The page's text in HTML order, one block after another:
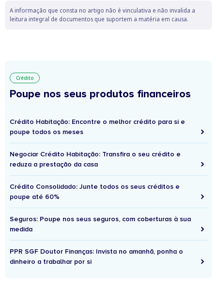
A informação que consta no artigo não é vinculativa e não invalida a
leitura integral de documentos que suportem a matéria em causa.
Crédito
Poupe nos seus produtos financeiros
Crédito Habitação: Encontre o melhor crédito para si e
poupe todos os meses
Negociar Crédito Habitação: Transfira o seu crédito e
reduza a prestação da casa
Crédito Consolidado: Junte todos os seus créditos e
poupe até 60%
Seguros: Poupe nos seus seguros, com coberturas à sua
medida
PPR SGF Doutor Finanças: Invista no amanhã, ponha o
dinheiro a trabalhar por si